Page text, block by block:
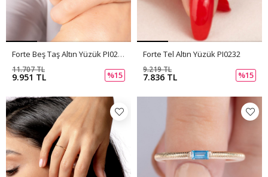
Forte Beş Taş Altın Yüzük PI0233
9.951 TL
11.707 TL
%15
Forte Tel Altın Yüzük PI0232
7.836 TL
9.219 TL
%15